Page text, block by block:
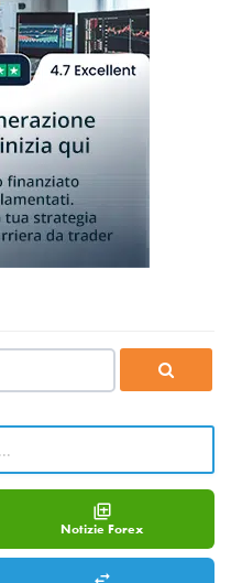
Notizie Forex